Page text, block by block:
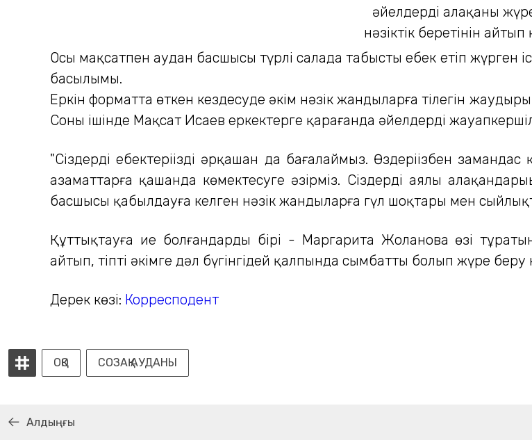
Осы мақсатпен аудан басшысы түрлі салада табысты еңбек етіп жүрген
басылымы.
Еркін форматта өткен кездесуде әкім нәзік жандыларға тілегін
Соның ішінде Мақсат Исаев еркектерге қарағанда әйелдердің
"Сіздердің еңбектеріңізді әрқашан да бағалаймыз. Өздеріңізбен
азаматтарға қашанда көмектесуге әзірміз. Сіздердің аялы
басшысы қабылдауға келген нәзік жандыларға гүл шоқтары мен
Құттықтауға ие болғандардың бірі - Маргарита Жоланова өзі
айтып, тіпті әкімге дәл бүгінгідей қалпында сымбатты болып жүре беру
Дерек көзі: Корресподент
ОҚО СОЗАҚ АУДАНЫ
Алдыңғы